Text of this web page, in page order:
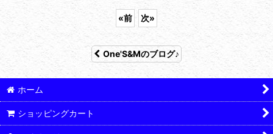
«前 次»
One'S&Mのブログ♪
ホーム
ショッピングカート